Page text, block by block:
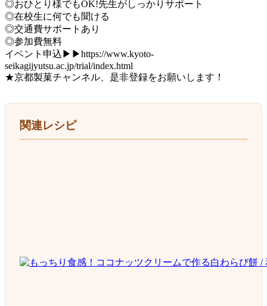
◎おひとり様でもOK!先生がしっかりサポート
◎在校生に何でも聞ける
◎交通費サポートあり
◎参加費無料
イベント申込▶▶https://www.kyoto-
seikagijyutsu.ac.jp/trial/index.html
★京都製菓チャンネル、是非登録をお願いします！
関連レシピ